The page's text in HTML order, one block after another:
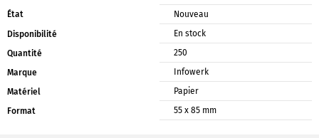
État
Nouveau
Disponibilité
En stock
Quantité
250
Marque
Infowerk
Matériel
Papier
Format
55 x 85 mm